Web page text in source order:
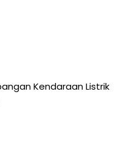
Kendaraan Listrik